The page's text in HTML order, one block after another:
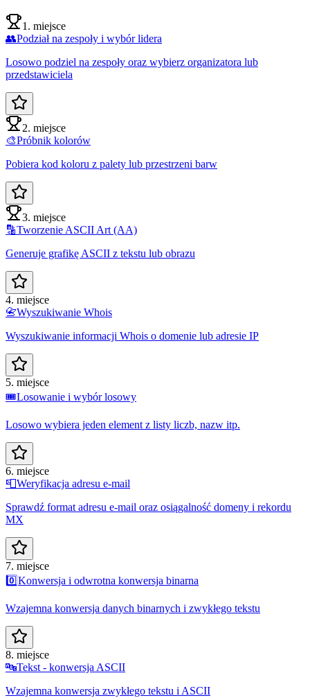
1. miejsce
👥Podział na zespoły i wybór lidera
Losowo podziel na zespoły oraz wybierz organizatora lub
przedstawiciela
2. miejsce
🎨Próbnik kolorów
Pobiera kod koloru z palety lub przestrzeni barw
3. miejsce
🔡Tworzenie ASCII Art (AA)
Generuje grafikę ASCII z tekstu lub obrazu
4. miejsce
📇Wyszukiwanie Whois
Wyszukiwanie informacji Whois o domenie lub adresie IP
5. miejsce
🎟️Losowanie i wybór losowy
Losowo wybiera jeden element z listy liczb, nazw itp.
6. miejsce
📮Weryfikacja adresu e-mail
Sprawdź format adresu e-mail oraz osiągalność domeny i rekordu
MX
7. miejsce
0️⃣Konwersja i odwrotna konwersja binarna
Wzajemna konwersja danych binarnych i zwykłego tekstu
8. miejsce
🔤Tekst - konwersja ASCII
Wzajemna konwersja zwykłego tekstu i ASCII